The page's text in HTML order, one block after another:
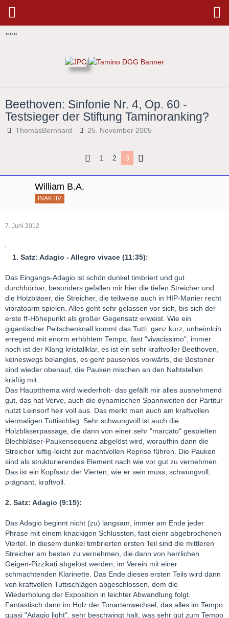
»»»
Beethoven: Sinfonie Nr. 4, Op. 60 -
Testsieger der Stiftung Taminoranking?
ThomasBernhard 25. November 2005
1 2 3
William B.A.
INAKTIV
7. Juni 2012
1. Satz: Adagio - Allegro vivace (11:35):
Das Eingangs-Adagio ist schön dunkel timbriert und gut
durchhörbar, besonders gefallen mir hier die tiefen Streicher und
die Holzbläser, die Streicher, die teilweise auch in HIP-Manier recht
vibratoarm spielen. Alles geht sehr gelassen vor sich, bis sich der
erste ff-Höhepunkt als großer Gegensatz erweist. Wie ein
gigantischer Peitschenknall kommt das Tutti, ganz kurz, unheimlcih
erregend mit enorm erhöhtem Tempo, fast "vivacissimo", immer
noch ist der Klang kristallklar, es ist ein sehr kraftvoller Beethoven,
keineswegs belanglos, es geht pausenlos vorwärts, die Bostoner
sind wieder obenauf, die Pauken mischen an den Nahtstellen
kräftig mit.
Das Hauptthema wird wiederholt- das gefällt mir alles ausnehmend
gut, das hat Verve, auch die dynamischen Spannweiten der Partitur
nutzt Leinsorf heir voll aus. Das merkt man auch am kraftvollen
viermaligen Tuttischlag. Sehr schwungvoll ist auch die
Holzbläserpassage, die dann von einer sehr "marcato" gespielten
Blechbläser-Paukensequenz abgelöst wird, woraufhin dann die
Streicher luftig-leicht zur machtvollen Reprise führen. Die Pauken
sind als strukturierendes Element nach wie vor gut zu vernehmen.
Das ist ein Kopfsatz der Vierten, wie er sein muss, schwungvoll,
prägnant, kraftvoll.
2. Satz: Adagio (9:15):
Das Adagio beginnt nicht (zu) langsam, immer am Ende jeder
Phrase mit einem knackigen Schlusston, fast eienr abgebrochenen
Viertel. In diesem dunkel timbrierten ersten Teil sind die mittleren
Streicher am besten zu vernehmen, die dann von herrlichen
Geigen-Pizzikati abgelöst werden, im Verein mit einer
schmachtenden Klarinette. Das Ende dieses ersten Teils wird dann
von kraftvollen Tuttischlägen abgeschlossen, dem die
Wiederholung der Exposition in leichter Abwandlung folgt.
Fantastisch dann im Holz der Tonartenwechsel, das alles im Tempo
quasi "Adagio light", sehr beschwingt halt, was sehr gut zum Tempo